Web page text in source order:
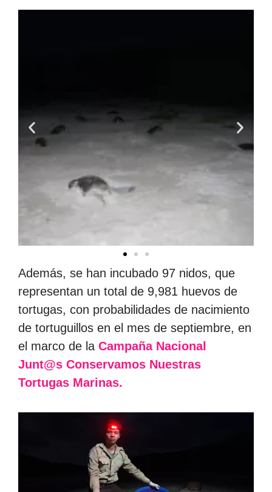
Además, se han incubado 97 nidos, que
representan un total de 9,981 huevos de
tortugas, con probabilidades de nacimiento
de tortuguillos en el mes de septiembre, en
el marco de la Campaña Nacional
Junt@s Conservamos Nuestras
Tortugas Marinas.